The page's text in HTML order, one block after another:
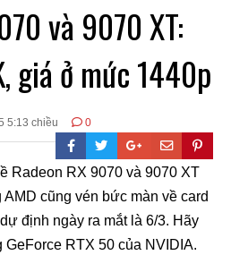
và 9070 XT:
giá ở mức 1440p
5:13 chiều 0
Radeon RX 9070 và 9070 XT
cũng vén bức màn về card
định ngày ra mắt là 6/3. Hãy
RTX 50 của NVIDIA.